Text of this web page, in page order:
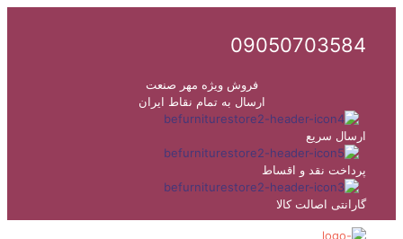
09050703584
فروش ویژه مهر صنعت
ارسال به تمام نقاط ایران
ارسال سریع
پرداخت نقد و اقساط
گارانتی اصالت کالا